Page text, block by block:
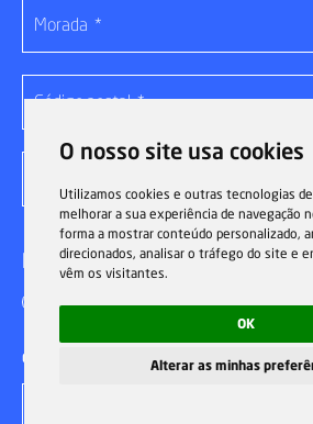
O nosso site usa cookies
Utilizamos cookies e outras tecnologias
melhorar a sua experiência de navegação
forma a mostrar conteúdo personalizado,
direcionados, analisar o tráfego do site e
vêm os visitantes.
OK
Alterar as minhas
Pertence à Ordem dos
Em caso afirmativo indique o número de membro